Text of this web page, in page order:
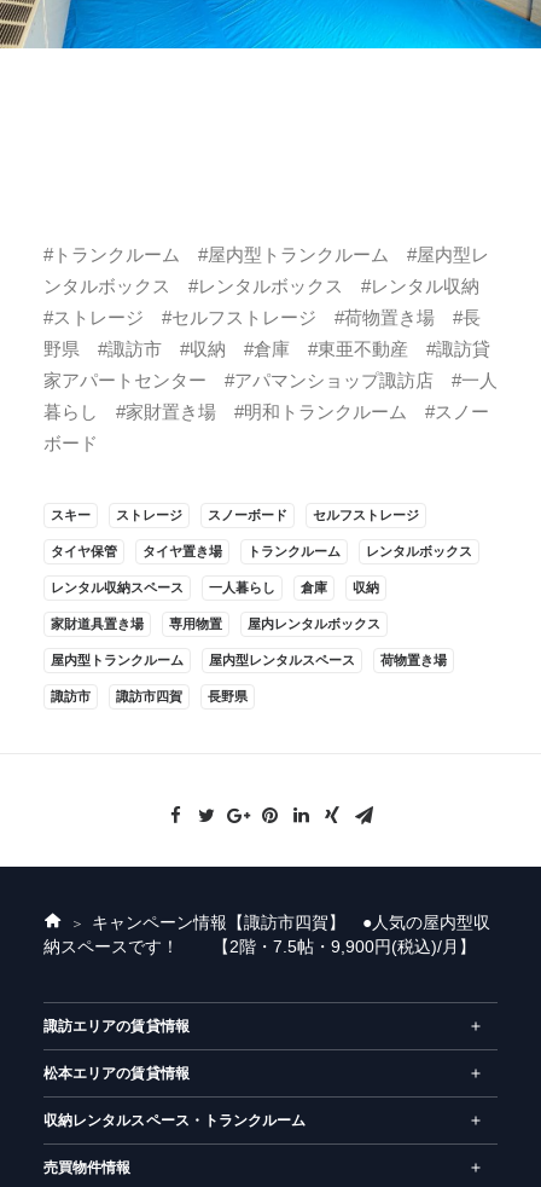
#トランクルーム #屋内型トランクルーム #屋内型レ
ンタルボックス #レンタルボックス #レンタル収納
#ストレージ #セルフストレージ #荷物置き場 #長
野県 #諏訪市 #収納 #倉庫 #東亜不動産 #諏訪貸
家アパートセンター #アパマンショップ諏訪店 #一人
暮らし #家財置き場 #明和トランクルーム #スノー
ボード
スキー ストレージ スノーボード セルフストレージ
タイヤ保管 タイヤ置き場 トランクルーム レンタルボックス
レンタル収納スペース 一人暮らし 倉庫 収納
家財道具置き場 専用物置 屋内レンタルボックス
屋内型トランクルーム 屋内型レンタルスペース 荷物置き場
諏訪市 諏訪市四賀 長野県
ホ
ー
キャンペーン情報 【諏訪市四賀】 ●人気の屋内型収
納スペースです！ 【2階・7.5帖・9,900円(税込)/月】
諏訪エリアの賃貸情報
松本エリアの賃貸情報
収納レンタルスペース・トランクルーム
売買物件情報